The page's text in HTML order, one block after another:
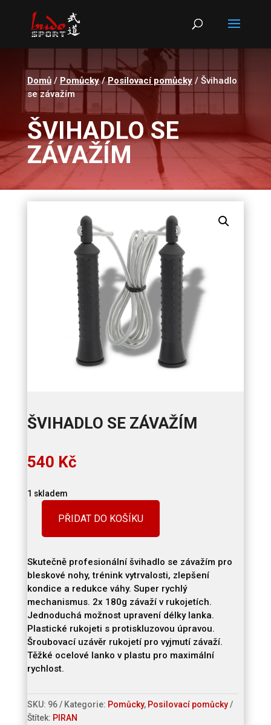
Products
search
Domů/ Pomůcky/Posilovací pomůcky/ Švihadlo
se závažím
ŠVIHADLO SE
ZÁVAŽÍM
ŠVIHADLO SE ZÁVAŽÍM
540 Kč
1 skladem
Švihadlo
množství
PŘIDAT DO KOŠÍKU
Skutečně profesionální švihadlo se závažím pro
bleskové nohy, trénink vytrvalosti, zlepšení
kondice a redukce váhy. Super rychlý
mechanismus. 2x 180g závaží v rukojetích.
Jednoduchá možnost upravení délky lanka.
Plastické rukojeti s protiskluzovou úpravou.
Šroubovací uzávěr rukojetí pro vyjmutí závaží.
Těžké ocelové lanko v plastu pro maximální
rychlost.
SKU: 96 Kategorie: Pomůcky, Posilovací pomůcky
Štítek: PIRAN